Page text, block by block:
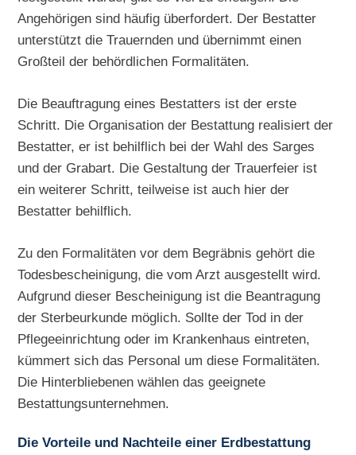
Angehörigen sind häufig überfordert. Der Bestatter
unterstützt die Trauernden und übernimmt einen
Großteil der behördlichen Formalitäten.
Die Beauftragung eines Bestatters ist der erste
Schritt. Die Organisation der Bestattung realisiert der
Bestatter, er ist behilflich bei der Wahl des Sarges
und der Grabart. Die Gestaltung der Trauerfeier ist
ein weiterer Schritt, teilweise ist auch hier der
Bestatter behilflich.
Zu den Formalitäten vor dem Begräbnis gehört die
Todesbescheinigung, die vom Arzt ausgestellt wird.
Aufgrund dieser Bescheinigung ist die Beantragung
der Sterbeurkunde möglich. Sollte der Tod in der
Pflegeeinrichtung oder im Krankenhaus eintreten,
kümmert sich das Personal um diese Formalitäten.
Die Hinterbliebenen wählen das geeignete
Bestattungsunternehmen.
Die Vorteile und Nachteile einer Erdbestattung